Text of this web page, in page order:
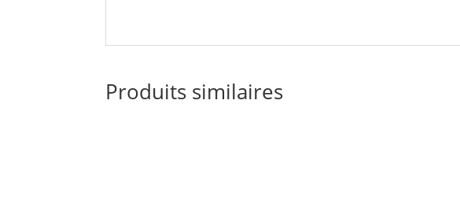
Produits similaires